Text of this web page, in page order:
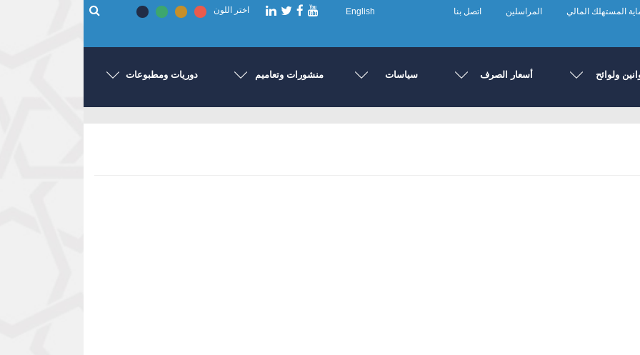
المستهلك المالي المراسلين اتصل بنا English اختر اللون
ولوائح أسعار الصرف سياسات منشورات وتعاميم دوريات ومطبوعات